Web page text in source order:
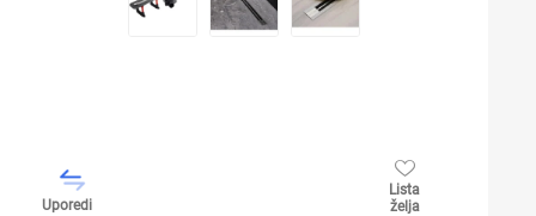
Uporedi
Lista
želja